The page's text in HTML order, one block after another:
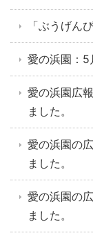
「ぶうげん
愛の浜園：5
愛の浜園広
ました。
愛の浜園の
ました。
愛の浜園の
ました。